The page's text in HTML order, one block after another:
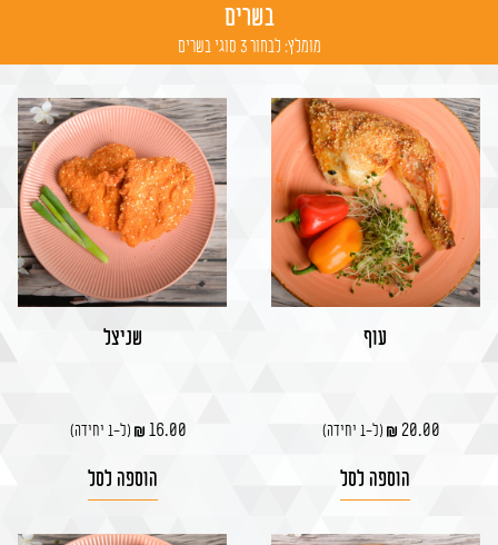
בשרים
מומלץ: לבחור 3 סוגי בשרים
עוף
20.00 (ל-1 יחידה)
הוספה לסל
שניצל
16.00 (ל-1 יחידה)
הוספה לסל